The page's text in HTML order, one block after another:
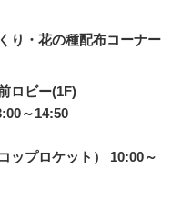
り・花の種配布コーナー
ロビー(1F)
～14:50
ップロケット） 10:00～